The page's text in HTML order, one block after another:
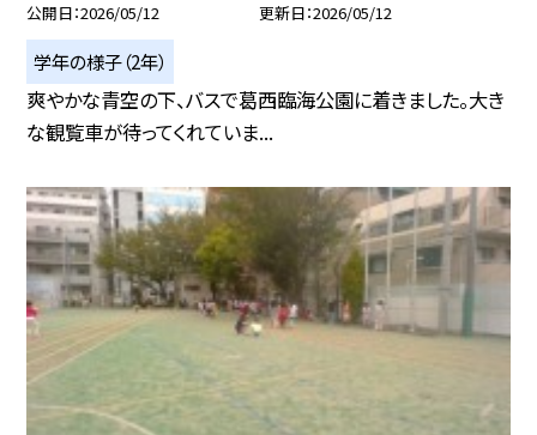
公開日 2026/05/12 更新日 2026/05/12
学年の様子（2年）
爽やかな青空の下、バスで葛西臨海公園に着きました。大き
な観覧車が待ってくれていま...